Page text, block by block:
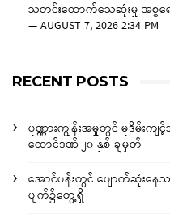
သတင်းထောက်သေဆုံးမှု အစ္စရ
—AUGUST 7, 2026 2:34 PM
RECENT POSTS
ပုဏ္ဏားကျွန်းအမှုတွင် မုဒိမ်း
ထောင်ဒဏ် ၂၀ နှစ် ချမှတ်
အောင်ပန်းတွင် ပျောက်ဆုံး
ပျက်၌တွေ့ရှိ